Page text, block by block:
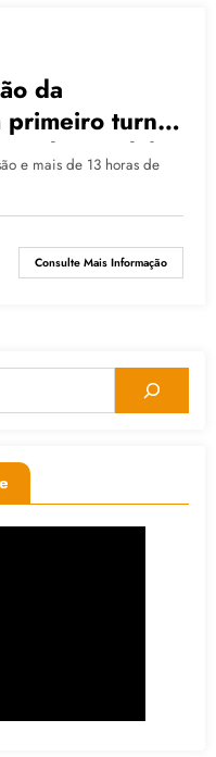
da
primeiro turno
deputado)
e mais de 13 horas de
Consulte Mais Informação